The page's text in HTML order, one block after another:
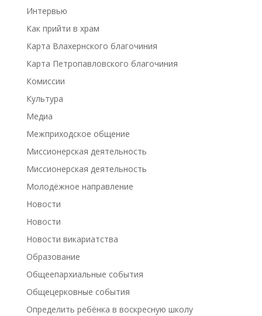
Интервью
Как прийти в храм
Карта Влахернского благочиния
Карта Петропавловского благочиния
Комиссии
Культура
Медиа
Межприходское общение
Миссионерская деятельность
Миссионерская деятельность
Молодёжное направление
Новости
Новости
Новости викариатства
Образование
Общеепархиальные события
Общецерковные события
Определить ребёнка в воскресную школу